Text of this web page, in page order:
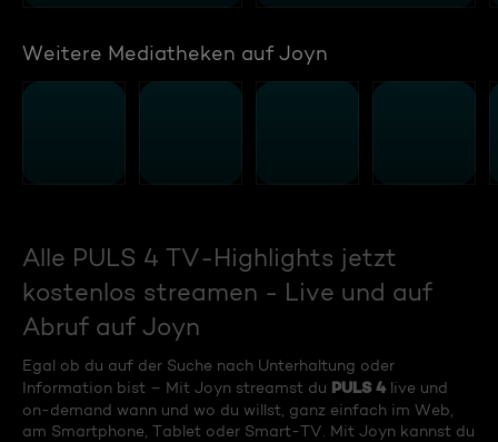
Weitere Mediatheken auf Joyn
Alle PULS 4 TV-Highlights jetzt
kostenlos streamen - Live und auf
Abruf auf Joyn
Egal ob du auf der Suche nach Unterhaltung oder
Information bist – Mit Joyn streamst du PULS 4 live und
on-demand wann und wo du willst, ganz einfach im Web,
am Smartphone, Tablet oder Smart-TV. Mit Joyn kannst du